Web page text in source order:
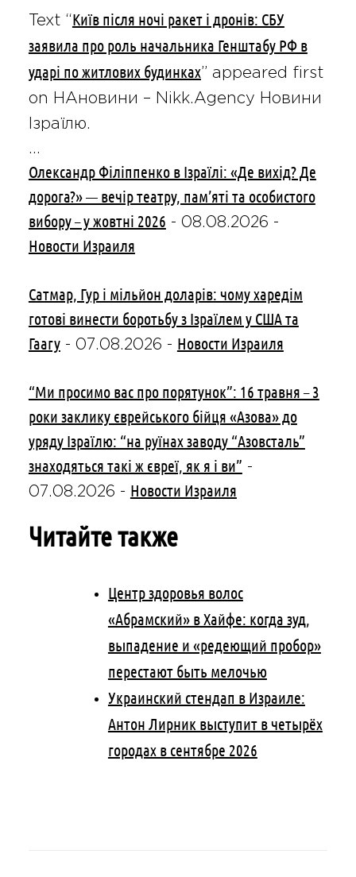
Text “Київ після ночі ракет і дронів: СБУ
заявила про роль начальника Генштабу РФ в
ударі по житлових будинках” appeared first
on НАновини – Nikk.Agency Новини
Ізраїлю.
…
Олександр Філіппенко в Ізраїлі: «Де вихід? Де
дорога?» — вечір театру, пам’яті та особистого
вибору – у жовтні 2026 - 08.08.2026 -
Новости Израиля
Сатмар, Гур і мільйон доларів: чому харедім
готові винести боротьбу з Ізраїлем у США та
Гаагу- 07.08.2026 - Новости Израиля
“Ми просимо вас про порятунок”: 16 травня – 3
роки заклику єврейського бійця «Азова» до
уряду Ізраїлю: “на руїнах заводу “Азовсталь”
знаходяться такі ж євреї, як я і ви” -
07.08.2026 - Новости Израиля
Читайте также
Центр здоровья волос
«Абрaмский» в Хайфе: когда зуд,
выпадение и «редеющий пробор»
перестают быть мелочью
Украинский стендап в Израиле:
Антон Лирник выступит в четырёх
городах в сентябре 2026